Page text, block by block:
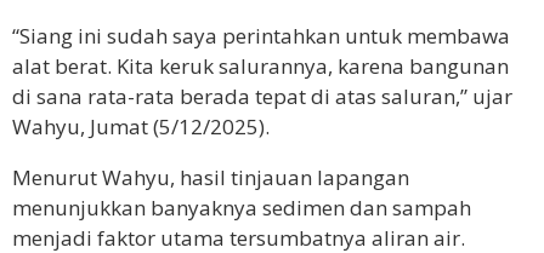
“Siang ini sudah saya perintahkan untuk membawa
alat berat. Kita keruk salurannya, karena bangunan
di sana rata-rata berada tepat di atas saluran,” ujar
Wahyu, Jumat (5/12/2025).
Menurut Wahyu, hasil tinjauan lapangan
menunjukkan banyaknya sedimen dan sampah
menjadi faktor utama tersumbatnya aliran air.